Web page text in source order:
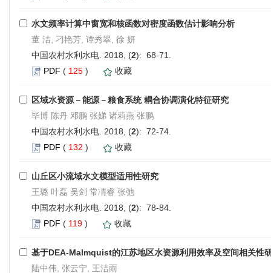
水文频率计算中窗宽和核函数对密度函数估计影响分析
董 洁, 刁艳芳, 谭秀翠, 徐 妍
中国农村水利水电. 2018, (2): 68-71.
PDF ( 125 ) 收藏
区域水资源－能源－粮食系统 耦合协调演化特征研究
毕博 陈丹 邓鹏 张娣 诸莉燕 张鹏
中国农村水利水电. 2018, (2): 72-74.
PDF ( 132 ) 收藏
山丘区小流域水文模型适用性研究
王璐 叶磊 吴剑 常凊睿 张弛
中国农村水利水电. 2018, (2): 78-84.
PDF ( 119 ) 收藏
基于DEA-Malmquist的江苏地区水资源利用效率及空间相关性
陆中伟, 张云宁, 王洁雨